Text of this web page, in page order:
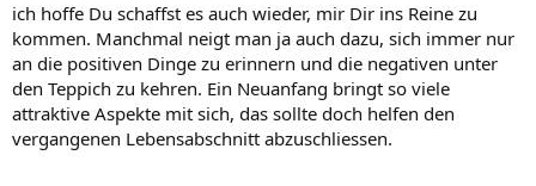
ich hoffe Du schaffst es auch wieder, mir Dir ins Reine zu
kommen. Manchmal neigt man ja auch dazu, sich immer nur
an die positiven Dinge zu erinnern und die negativen unter
den Teppich zu kehren. Ein Neuanfang bringt so viele
attraktive Aspekte mit sich, das sollte doch helfen den
vergangenen Lebensabschnitt abzuschliessen.